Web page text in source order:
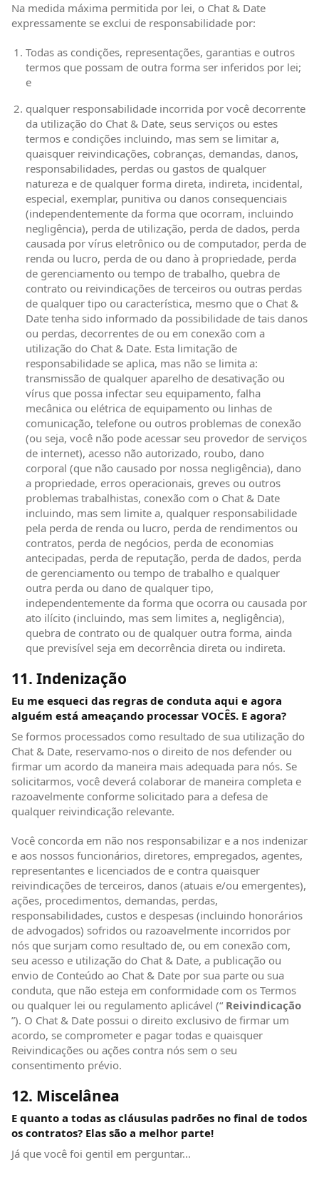
Na medida máxima permitida por lei, o Chat & Date
expressamente se exclui de responsabilidade por:
Todas as condições, representações, garantias e outros
termos que possam de outra forma ser inferidos por lei;
e
qualquer responsabilidade incorrida por você decorrente
da utilização do Chat & Date, seus serviços ou estes
termos e condições incluindo, mas sem se limitar a,
quaisquer reivindicações, cobranças, demandas, danos,
responsabilidades, perdas ou gastos de qualquer
natureza e de qualquer forma direta, indireta, incidental,
especial, exemplar, punitiva ou danos consequenciais
(independentemente da forma que ocorram, incluindo
negligência), perda de utilização, perda de dados, perda
causada por vírus eletrônico ou de computador, perda de
renda ou lucro, perda de ou dano à propriedade, perda
de gerenciamento ou tempo de trabalho, quebra de
contrato ou reivindicações de terceiros ou outras perdas
de qualquer tipo ou característica, mesmo que o Chat &
Date tenha sido informado da possibilidade de tais danos
ou perdas, decorrentes de ou em conexão com a
utilização do Chat & Date. Esta limitação de
responsabilidade se aplica, mas não se limita a:
transmissão de qualquer aparelho de desativação ou
vírus que possa infectar seu equipamento, falha
mecânica ou elétrica de equipamento ou linhas de
comunicação, telefone ou outros problemas de conexão
(ou seja, você não pode acessar seu provedor de serviços
de internet), acesso não autorizado, roubo, dano
corporal (que não causado por nossa negligência), dano
a propriedade, erros operacionais, greves ou outros
problemas trabalhistas, conexão com o Chat & Date
incluindo, mas sem limite a, qualquer responsabilidade
pela perda de renda ou lucro, perda de rendimentos ou
contratos, perda de negócios, perda de economias
antecipadas, perda de reputação, perda de dados, perda
de gerenciamento ou tempo de trabalho e qualquer
outra perda ou dano de qualquer tipo,
independentemente da forma que ocorra ou causada por
ato ilícito (incluindo, mas sem limites a, negligência),
quebra de contrato ou de qualquer outra forma, ainda
que previsível seja em decorrência direta ou indireta.
11. Indenização
Eu me esqueci das regras de conduta aqui e agora
alguém está ameaçando processar VOCÊS. E agora?
Se formos processados como resultado de sua utilização do
Chat & Date, reservamo-nos o direito de nos defender ou
firmar um acordo da maneira mais adequada para nós. Se
solicitarmos, você deverá colaborar de maneira completa e
razoavelmente conforme solicitado para a defesa de
qualquer reivindicação relevante.
Você concorda em não nos responsabilizar e a nos indenizar
e aos nossos funcionários, diretores, empregados, agentes,
representantes e licenciados de e contra quaisquer
reivindicações de terceiros, danos (atuais e/ou emergentes),
ações, procedimentos, demandas, perdas,
responsabilidades, custos e despesas (incluindo honorários
de advogados) sofridos ou razoavelmente incorridos por
nós que surjam como resultado de, ou em conexão com,
seu acesso e utilização do Chat & Date, a publicação ou
envio de Conteúdo ao Chat & Date por sua parte ou sua
conduta, que não esteja em conformidade com os Termos
ou qualquer lei ou regulamento aplicável (“ Reivindicação
”). O Chat & Date possui o direito exclusivo de firmar um
acordo, se comprometer e pagar todas e quaisquer
Reivindicações ou ações contra nós sem o seu
consentimento prévio.
12. Miscelânea
E quanto a todas as cláusulas padrões no final de todos
os contratos? Elas são a melhor parte!
Já que você foi gentil em perguntar...